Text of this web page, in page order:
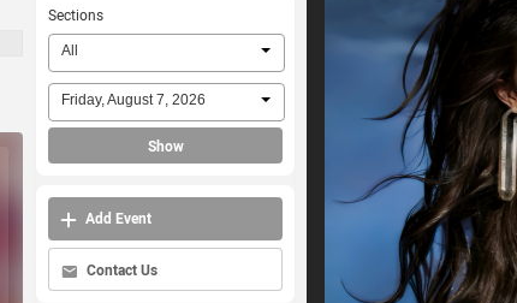
Sections
All
Friday, August 7, 2026
Show
Add Event
Contact Us